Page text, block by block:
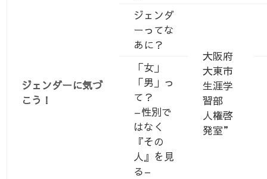
ジェンダーに気づ
こう！
ジェンダ
ーってな
あに？
大阪府
大東市
生涯学
習部
人権啓
発室”
「女」
「男」っ
て？
–性別で
はなく
『その
人』を見
る–